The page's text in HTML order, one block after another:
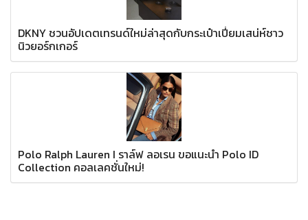
DKNY ชวนอัปเดตเทรนด์ใหม่ล่าสุดกับกระเป๋าเปี่ยมเสน่ห์ชาว
นิวยอร์กเกอร์
Polo Ralph Lauren I ราล์ฟ ลอเรน ขอแนะนำ Polo ID
Collection คอลเลคชั่นใหม่!